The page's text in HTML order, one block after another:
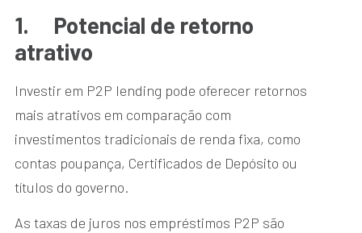
1.
Potencial de retorno
atrativo
Investir em P2P lending pode oferecer retornos
mais atrativos em comparação com
investimentos tradicionais de renda fixa, como
contas poupança, Certificados de Depósito ou
títulos do governo.
As taxas de juros nos empréstimos P2P são